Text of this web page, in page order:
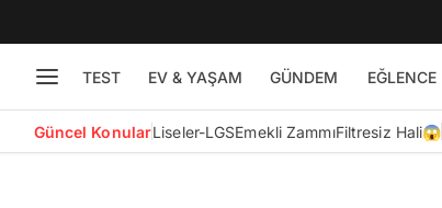
TEST EV & YAŞAM GÜNDEM EĞLENCE
Güncel KonularLiseler-LGSEmekli ZammıFiltresiz Hali😱